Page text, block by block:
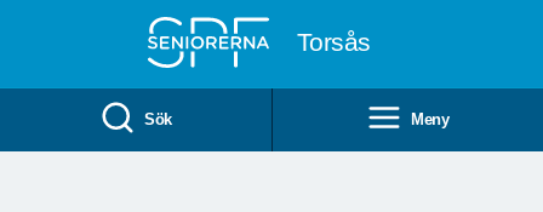
Torsås
Sök Meny